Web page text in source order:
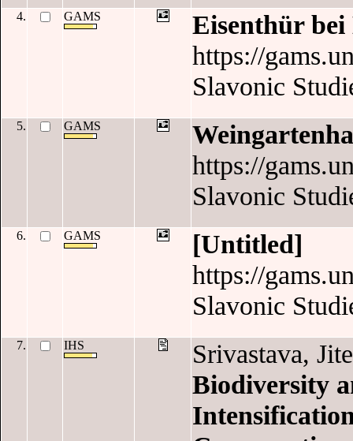
4. GAMS
Eisenthür
https://
Slavonic
5. GAMS
https://
Slavonic
6. GAMS
[Untitled]
https://
Slavonic
7. IHS
Srivastava,
Biodiversity